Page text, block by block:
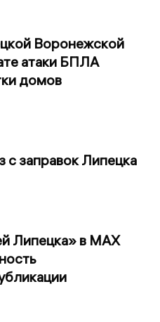
Воронежской
атаки БПЛА
домов
с заправок Липецка
Липецка» в MAX